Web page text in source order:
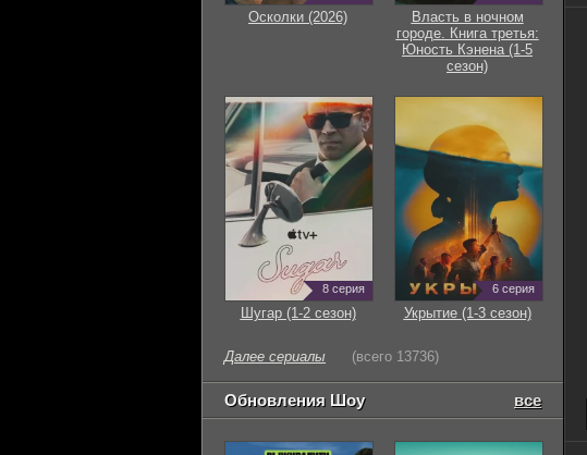
Осколки (2026)
Власть в ночном
городе. Книга третья:
Юность Кэнена (1-5
сезон)
8 серия
Шугар (1-2 сезон)
6 серия
Укрытие (1-3 сезон)
Далее сериалы (всего 13736)
Обновления Шоу все